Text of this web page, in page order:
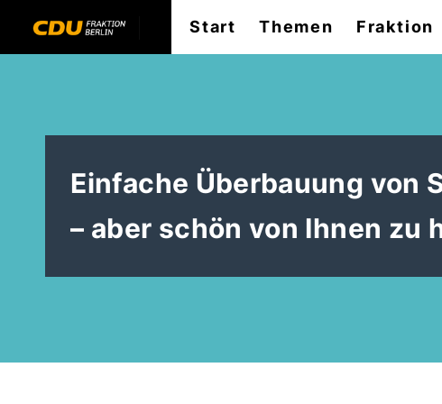
Start Themen Fraktion
Einfache Überbauung von
– aber schön von Ihnen zu